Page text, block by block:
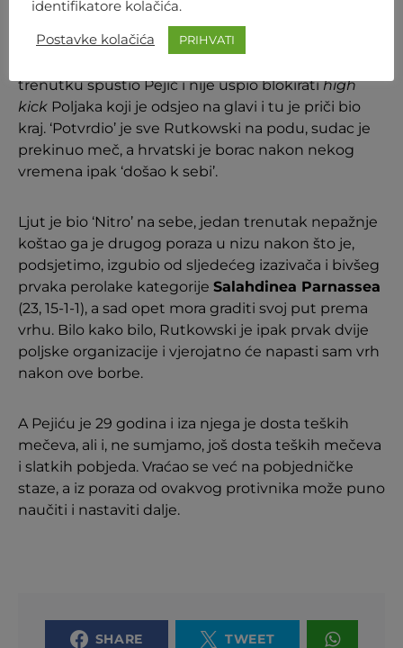
je opet pustio Pejića da radi prvu minutu, a onda je
trenutku spustio Pejić i nije uspio blokiratihigh
kick Poljaka koji je odsjeo na glavi i tu je priči bio
kraj. ‘Potvrdio’ je sve Rutkowski na podu, sudac je
prekinuo meč, a hrvatski je borac nakon nekog
vremena ipak ‘došao k sebi’.
Ljut je bio ‘Nitro’ na sebe, jedan trenutak nepažnje
koštao ga je drugog poraza u nizu nakon što je,
podsjetimo, izgubio od sljedećeg izazivača i bivšeg
prvaka perolake kategorije Salahdinea Parnassea
(23, 15-1-1), a sad opet mora graditi svoj put prema
vrhu. Bilo kako bilo, Rutkowski je ipak prvak dvije
poljske organizacije i vjerojatno će napasti sam vrh
nakon ove borbe.
A Pejiću je 29 godina i iza njega je dosta teških
mečeva, ali i, ne sumjamo, još dosta teških mečeva
i slatkih pobjeda. Vraćao se već na pobjedničke
staze, a iz poraza od ovakvog protivnika može puno
naučiti i nastaviti dalje.
SHARE TWEET
identifikatore kolačića.
Postavke kolačića PRIHVATI